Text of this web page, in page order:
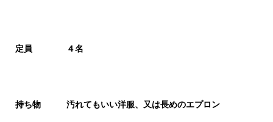
定員 ４名
持ち物 汚れてもいい洋服、又は長めのエプロン